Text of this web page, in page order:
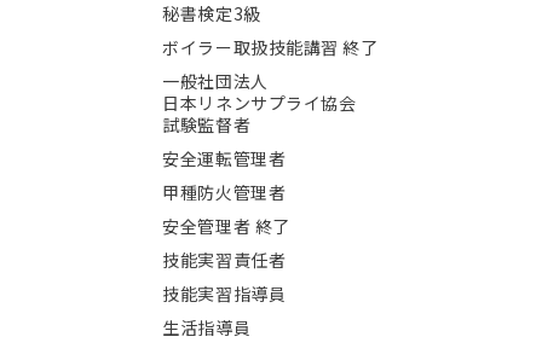
秘書検定3級
ボイラー取扱技能講習 終了
一般社団法人
日本リネンサプライ協会
試験監督者
安全運転管理者
甲種防火管理者
安全管理者 終了
技能実習責任者
技能実習指導員
生活指導員